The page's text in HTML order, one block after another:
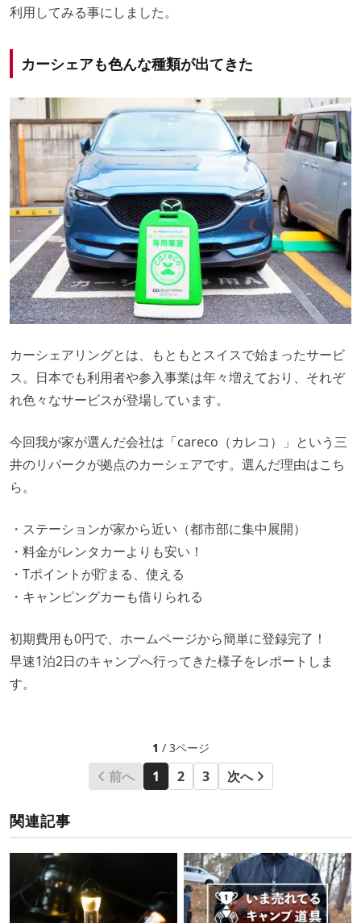
利用してみる事にしました。
カーシェアも色んな種類が出てきた
カーシェアリングとは、もともとスイスで始まったサービ
ス。日本でも利用者や参入事業は年々増えており、それぞ
れ色々なサービスが登場しています。
今回我が家が選んだ会社は「careco（カレコ）」という三
井のリパークが拠点のカーシェアです。選んだ理由はこち
ら。
・ステーションが家から近い（都市部に集中展開）
・料金がレンタカーよりも安い！
・Tポイントが貯まる、使える
・キャンピングカーも借りられる
初期費用も0円で、ホームページから簡単に登録完了！
早速1泊2日のキャンプへ行ってきた様子をレポートしま
す。
1 / 3ページ
前へ 1 2 3 次へ
関連記事